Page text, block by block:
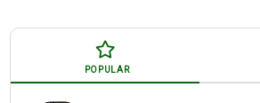
POPULAR